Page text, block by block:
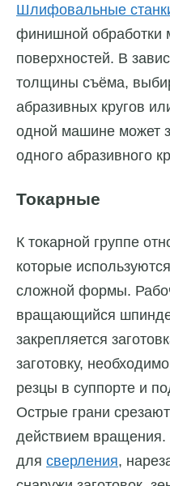
Шлифовальные
финишной обработки
поверхностей. В
толщины съёма,
абразивных кругов
одной машине может
одного абразивного
Токарные
К токарной группе
которые
сложной формы.
вращающийся
закрепляется
заготовку,
резцы в суппорте и
Острые грани
действием вращения.
для сверления,